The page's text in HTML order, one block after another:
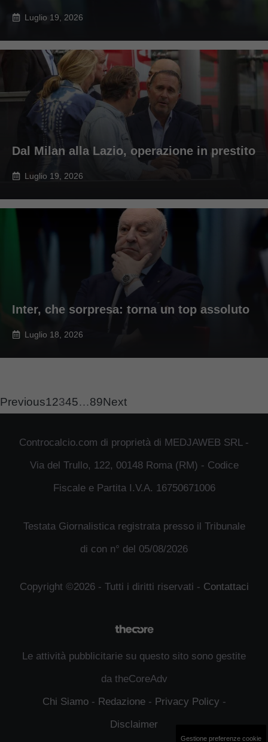
Luglio 19, 2026
Dal Milan alla Lazio, operazione in prestito
Luglio 19, 2026
Inter, che sorpresa: torna un top assoluto
Luglio 18, 2026
Previous12345…89Next
Controcalcio.com di proprietà di MEDJAWEB SRL -
Via del Trullo, 122, 00148 Roma (RM) - Codice
Fiscale e Partita I.V.A. 16750671006
Testata Giornalistica registrata presso il Tribunale
di con n° del 05/08/2026
Copyright ©2026 - Tutti i diritti riservati - Contattaci
Le attività pubblicitarie su questo sito sono gestite
da theCoreAdv
Chi Siamo- Redazione- Privacy Policy -
Disclaimer
Gestione preferenze cookie